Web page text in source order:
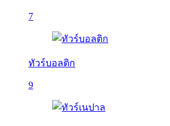
7
ทัวร์บอลติก
9